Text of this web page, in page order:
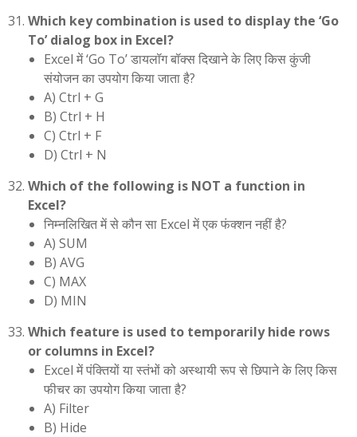
Which key combination is used to display the ‘Go
To’ dialog box in Excel?
Excel में ‘Go To’ डायलॉग बॉक्स दिखाने के लिए किस कुंजी
संयोजन का उपयोग किया जाता है?
A) Ctrl + G
B) Ctrl + H
C) Ctrl + F
D) Ctrl + N
Which of the following is NOT a function in
Excel?
निम्नलिखित में से कौन सा Excel में एक फंक्शन नहीं है?
A) SUM
B) AVG
C) MAX
D) MIN
Which feature is used to temporarily hide rows
or columns in Excel?
Excel में पंक्तियों या स्तंभों को अस्थायी रूप से छिपाने के लिए किस
फीचर का उपयोग किया जाता है?
A) Filter
B) Hide